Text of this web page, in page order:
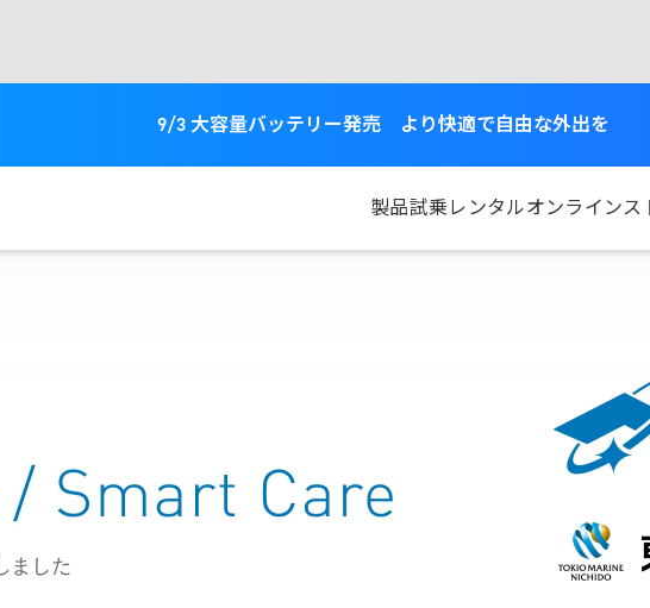
9/3 大容量バッテリー発売 より快適で自由な外出を
製品試乗レンタルオンラインス